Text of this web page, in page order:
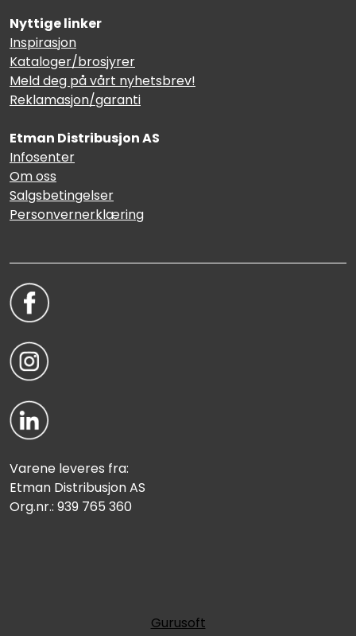
Nyttige linker
Inspirasjon
Kataloger/brosjyrer
Meld deg på vårt nyhetsbrev!
Reklamasjon/garanti
Etman Distribusjon AS
Infosenter
Om oss
Salgsbetingelser
Personvernerklæring
Varene leveres fra:
Etman Distribusjon AS
Org.nr.: 939 765 360
Gurusoft